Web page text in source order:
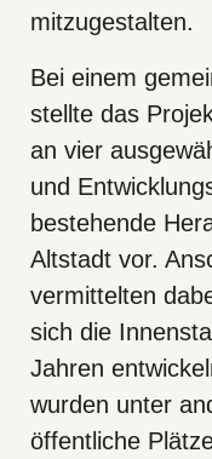
Über uns
mitzugestalten.
Bei einem
stellte das
an vier
und
bestehende
Altstadt vor.
vermittelten
sich die
Jahren
wurden unter
öffentliche